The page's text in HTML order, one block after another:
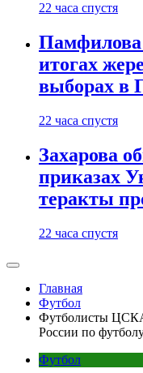
22 часа спустя
Памфилова
итогах
выборах в
22 часа спустя
Захарова
приказах
теракты
22 часа спустя
Главная
Футбол
Футболисты ЦСКА
России по
Футбол